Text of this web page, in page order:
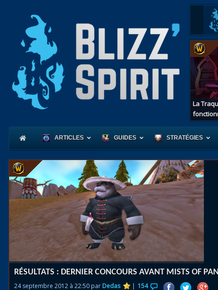
La
ARTICLES GUIDES
Coeur
Races
alliées
des îles
STRATÉGIES
RÉSULTATS : DERNIER CONCOURS AVANT MISTS OF
24 septembre 2012 à 22:50 par Dedas | 154